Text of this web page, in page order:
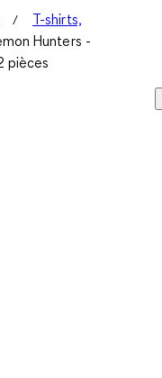
T-shirts,
Hunters -
pièces